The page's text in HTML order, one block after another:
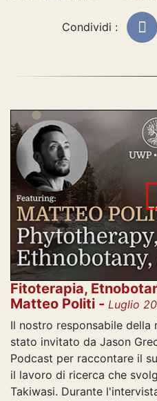
Condividi :
Fitoterapia,
Matteo Politi - Luglio
Il nostro responsabile della
stato invitato da Jason
Podcast per raccontare il
il lavoro di ricerca che
Takiwasi. Durante